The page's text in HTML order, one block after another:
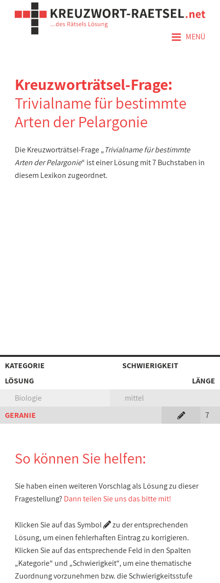
≡ MENÜ
Kreuzworträtsel-Frage:
Trivialname für bestimmte
Arten der Pelargonie
Die Kreuzworträtsel-Frage „Trivialname für bestimmte
Arten der Pelargonie“ ist einer Lösung mit 7 Buchstaben in
diesem Lexikon zugeordnet.
KATEGORIE
SCHWIERIGKEIT
LÖSUNG
LÄNGE
Biologie
mittel
GERANIE
7
So können Sie helfen:
Sie haben einen weiteren Vorschlag als Lösung zu dieser
Fragestellung? Dann teilen Sie uns das bitte mit!
Klicken Sie auf das Symbol
zu der entsprechenden
Lösung, um einen fehlerhaften Eintrag zu korrigieren.
Klicken Sie auf das entsprechende Feld in den Spalten
„Kategorie“ und „Schwierigkeit“, um eine thematische
Zuordnung vorzunehmen bzw. die Schwierigkeitsstufe